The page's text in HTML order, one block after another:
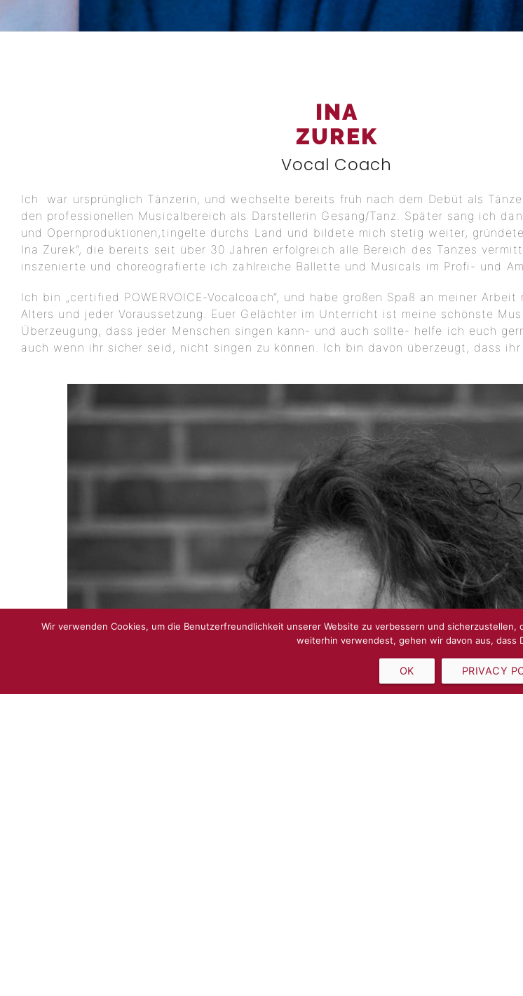
INA
ZUREK
Vocal Coach
Ich war ursprünglich Tänzerin, und wechselte bereits früh nach dem Debüt als
den professionellen Musicalbereich als Darstellerin Gesang/Tanz. Später sang ich
und Opernproduktionen,tingelte durchs Land und bildete mich stetig weiter,
Ina Zurek“, die bereits seit über 30 Jahren erfolgreich alle Bereich des Tanzes
inszenierte und choreografierte ich zahlreiche Ballette und Musicals im Profi- und
Ich bin „certified POWERVOICE-Vocalcoach“, und habe großen Spaß an meiner
Alters und jeder Voraussetzung. Euer Gelächter im Unterricht ist meine schönste
Überzeugung, dass jeder Menschen singen kann- und auch sollte- helfe ich euch
auch wenn ihr sicher seid, nicht singen zu können. Ich bin davon überzeugt, dass ihr
Wir verwenden Cookies, um die Benutzerfreundlichkeit unserer Website zu verbessern und
weiterhin verwendest, gehen wir davon aus, dass
OK PRIVACY